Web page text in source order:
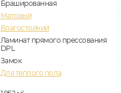
Брашированная
Матовый
Влагостойкий
Ламинат прямого прессования
DPL
Замок
Для теплого пола